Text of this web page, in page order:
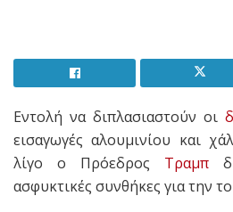
Εντολή να διπλασιαστούν οι
εισαγωγές αλουμινίου και
λίγο ο Πρόεδρος Τραμπ
ασφυκτικές συνθήκες για την